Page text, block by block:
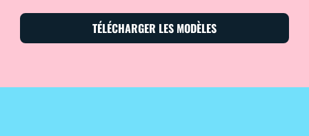
TÉLÉCHARGER LES MODÈLES